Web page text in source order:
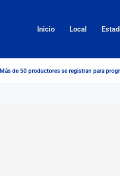
Inicio Local
Más de 50 productores se registran para